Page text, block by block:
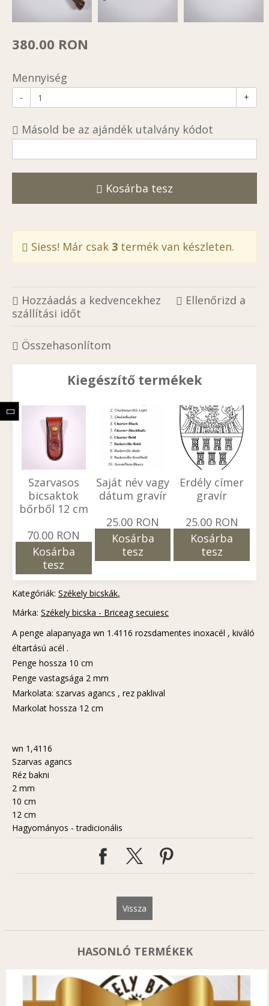
380.00 RON
Mennyiség
- +
Másold be az ajándék utalvány kódot
Kosárba tesz
Siess! Már csak 3 termék van készleten.
Hozzáadás a kedvencekhez
Ellenőrizd a
szállítási időt
Összehasonlítom
Kiegészítő termékek
Szarvasos
bicsaktok
bőrből 12 cm
70.00 RON
Kosárba
tesz
Saját név vagy
dátum gravír
25.00 RON
Kosárba
tesz
Erdély címer
gravír
25.00 RON
Kosárba
tesz
Kategóriák: Székely bicskák
Márka: Székely bicska - Briceag secuiesc
A penge alapanyaga wn 1.4116 rozsdamentes inoxacél , kiváló
éltartású acél .
Penge hossza 10 cm
Penge vastagsága 2 mm
Markolata: szarvas agancs , rez paklival
Markolat hossza 12 cm
wn 1,4116
Szarvas agancs
Réz bakni
2 mm
10 cm
12 cm
Hagyományos - tradicionális
Vissza
HASONLÓ TERMÉKEK